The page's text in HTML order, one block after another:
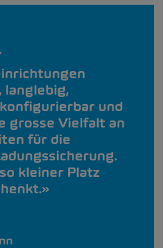
langlebig,
und
grosse Vielfalt an
für die
kleiner Platz